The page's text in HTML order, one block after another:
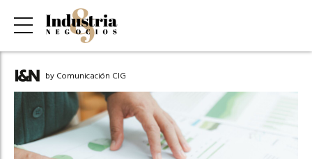
by Comunicación CIG